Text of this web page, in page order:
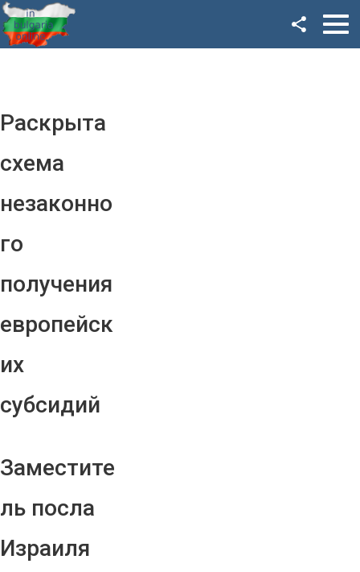
Раскрыта
схема
незаконно
го
получения
европейск
их
субсидий
Заместите
ль посла
Израиля